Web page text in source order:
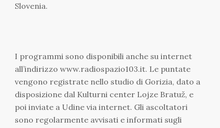
Slovenia.
I programmi sono disponibili anche su internet
all’indirizzo www.radiospazio103.it. Le puntate
vengono registrate nello studio di Gorizia, dato a
disposizione dal Kulturni center Lojze Bratuž, e
poi inviate a Udine via internet. Gli ascoltatori
sono regolarmente avvisati e informati sugli